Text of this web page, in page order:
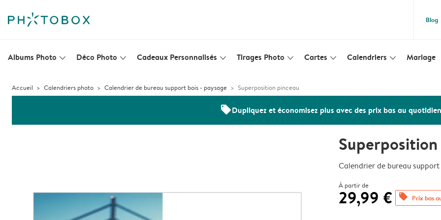
Blog
Albums Photo slim_arrow_down Déco Photo slim_arrow_down Cadeaux Personnalisés slim_arrow_down Tirages Photo slim_arrow_down Cartes slim_arrow_down Calendriers slim_arrow_down Mariage
Accueil Calendriers photo Calendrier de bureau support bois - paysage Superposition pinceau
offersDupliquez et économisez plus avec des prix bas au quotidien
Calendrier de bureau
À partir de
29,99 € offers Prix bas